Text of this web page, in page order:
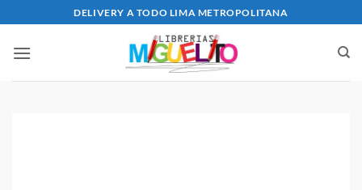
al
contenido
DELIVERY A TODO LIMA METROPOLITANA